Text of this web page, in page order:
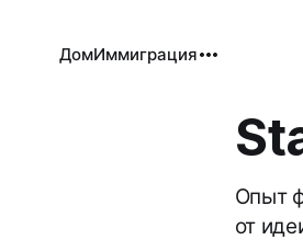
ДомИммиграция
Опыт
от